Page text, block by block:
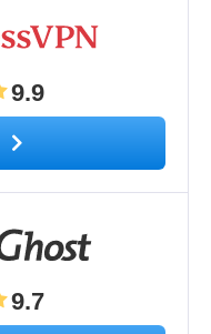
9.9
9.7